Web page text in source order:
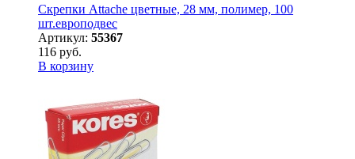
Скрепки Attache цветные, 28 мм, полимер, 100
шт.европодвес
Артикул: 55367
116 руб.
В корзину